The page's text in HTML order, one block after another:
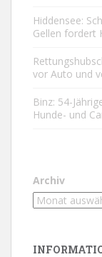
Hiddensee:
Gellen fordert
vor Auto und
Binz: 54-
Hunde- und
Archiv